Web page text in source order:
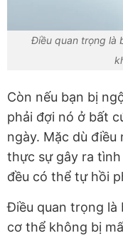
Điều quan trọng là
Còn nếu bạn bị
phải đợi nó ở bất
ngày. Mặc dù điều
thực sự gây ra
đều có thể tự hồi
Điều quan trọng là
cơ thể không bị